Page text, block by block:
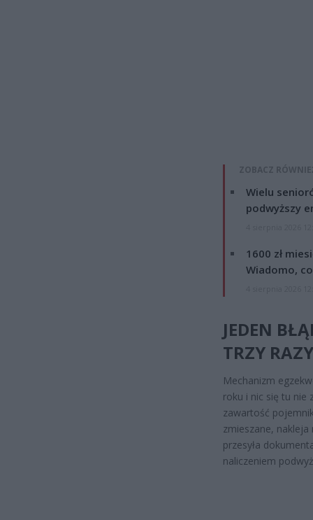
ZOBACZ
Wielu
podwyższy
1600 zł
Wiadomo,
JEDEN
TRZY
Mechanizm
roku i nic się tu nie
zawartość
zmieszane,
przesyła
naliczeniem